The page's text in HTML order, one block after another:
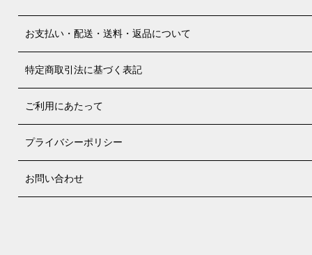
お支払い・配送・送料・返品について
特定商取引法に基づく表記
ご利用にあたって
プライバシーポリシー
お問い合わせ